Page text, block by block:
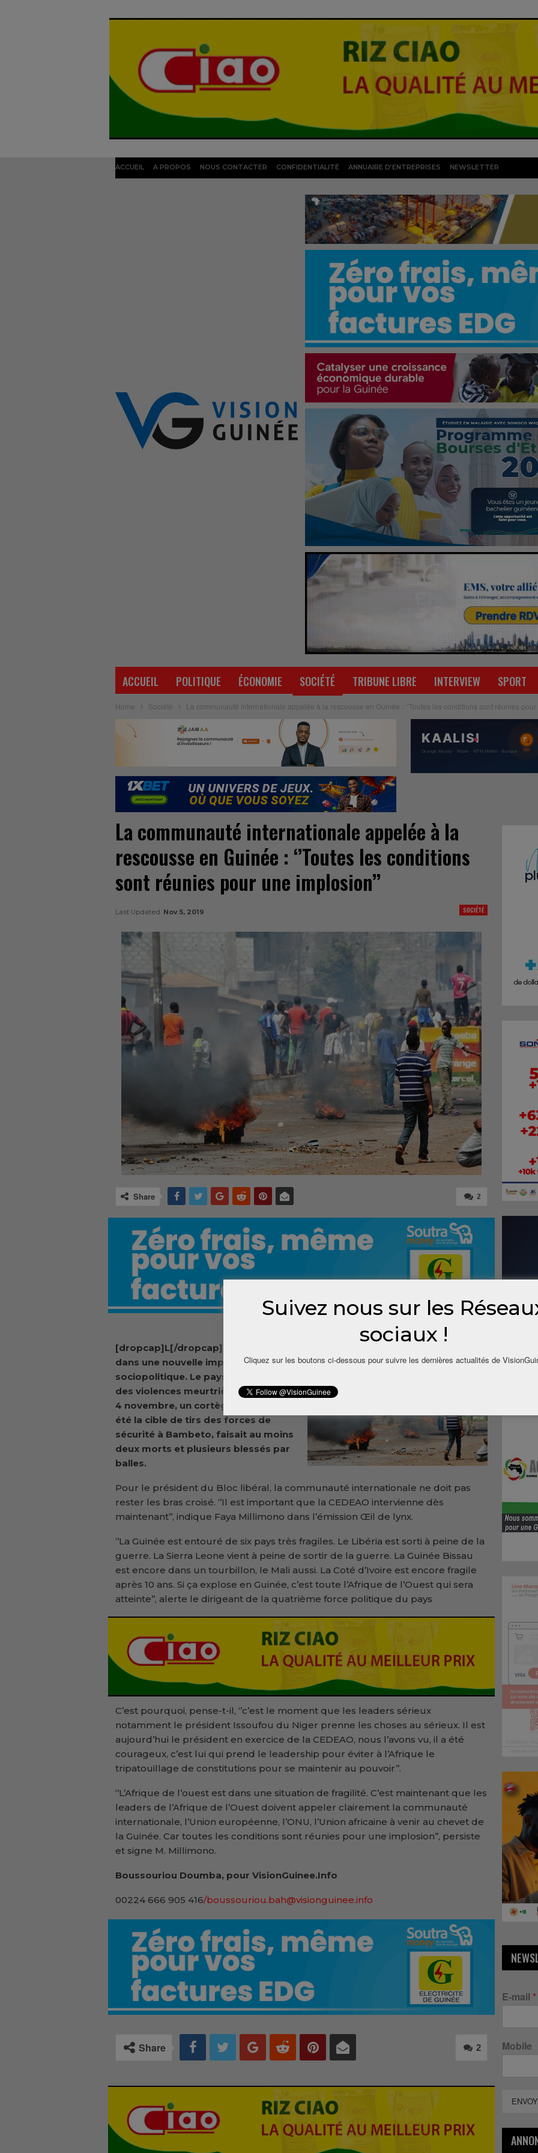
ACCUEIL A PROPOS NOUS CONTACTER CONFIDENTIALITÉ ANNUAIRE D’ENTREPRISES NEWSLETTER
ACCUEIL POLITIQUE ÉCONOMIE SOCIÉTÉ TRIBUNE LIBRE INTERVIEW SPORT
Home Société La communauté internationale appelée à la rescousse en Guinée : ‘’Toutes les conditions sont réunies pour
La communauté internationale appelée à la
rescousse en Guinée : ‘’Toutes les conditions
sont réunies pour une implosion’’
SOCIÉTÉ
Last Updated Nov 5, 2019
2
Share
[dropcap]L[/dropcap]a Guinée est
dans une nouvelle impasse
sociopolitique. Le pays fait face à
des violences meurtrières. Hier, lundi
4 novembre, un cortège funèbre a
été la cible de tirs des forces de
sécurité à Bambeto, faisait au moins
deux morts et plusieurs blessés par
balles.
Pour le président du Bloc libéral, la communauté internationale ne doit pas
rester les bras croisé. ‘’Il est important que la CEDEAO intervienne dès
maintenant’’, indique Faya Millimono dans l’émission Œil de lynx.
‘’La Guinée est entouré de six pays très fragiles. Le Libéria est sorti à peine de la
guerre. La Sierra Leone vient à peine de sortir de la guerre. La Guinée Bissau
est encore dans un tourbillon, le Mali aussi. La Coté d’Ivoire est encore fragile
après 10 ans. Si ça explose en Guinée, c’est toute l’Afrique de l’Ouest qui sera
atteinte’’, alerte le dirigeant de la quatrième force politique du pays
C’est pourquoi, pense-t-il, ‘’c’est le moment que les leaders sérieux
notamment le président Issoufou du Niger prenne les choses au sérieux. Il est
aujourd’hui le président en exercice de la CEDEAO, nous l’avons vu, il a été
courageux, c’est lui qui prend le leadership pour éviter à l’Afrique le
tripatouillage de constitutions pour se maintenir au pouvoir’’.
‘’L’Afrique de l’ouest est dans une situation de fragilité. C’est maintenant que les
leaders de l’Afrique de l’Ouest doivent appeler clairement la communauté
internationale, l’Union européenne, l’ONU, l’Union africaine à venir au chevet de
la Guinée. Car toutes les conditions sont réunies pour une implosion’’, persiste
et signe M. Millimono.
Boussouriou Doumba, pour VisionGuinee.Info
00224 666 905 416/boussouriou.bah@visionguinee.info
2
Share
E-mail *
Mobile
Suivez nous sur les
sociaux !
Cliquez sur les boutons ci-dessous pour suivre les dernières actualités de